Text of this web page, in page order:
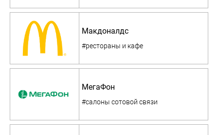
Макдоналдс
#рестораны и кафе
МегаФон
#салоны сотовой связи